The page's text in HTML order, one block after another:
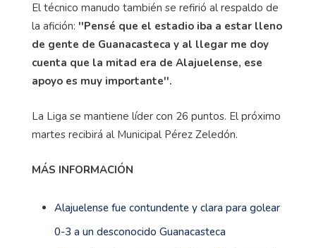
El técnico manudo también se refirió al respaldo de
la afición: ''Pensé que el estadio iba a estar lleno
de gente de Guanacasteca y al llegar me doy
cuenta que la mitad era de Alajuelense, ese
apoyo es muy importante''.
La Liga se mantiene líder con 26 puntos. El próximo
martes recibirá al Municipal Pérez Zeledón.
MÁS INFORMACIÓN
Alajuelense fue contundente y clara para golear
0-3 a un desconocido Guanacasteca